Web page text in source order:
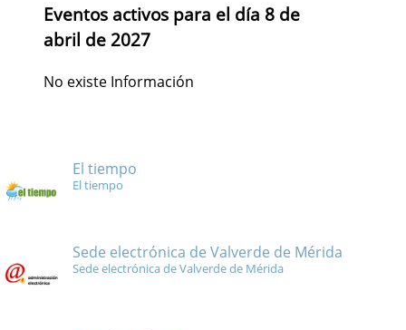
Eventos activos para el día 8 de
abril de 2027
No existe Información
El tiempo
El tiempo
Sede electrónica de Valverde de Mérida
Sede electrónica de Valverde de Mérida